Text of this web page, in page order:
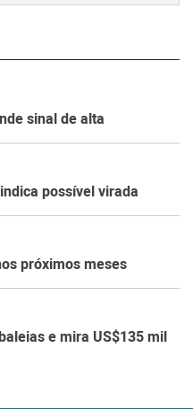
sinal de alta
possível virada
próximos meses
e mira US$135 mil